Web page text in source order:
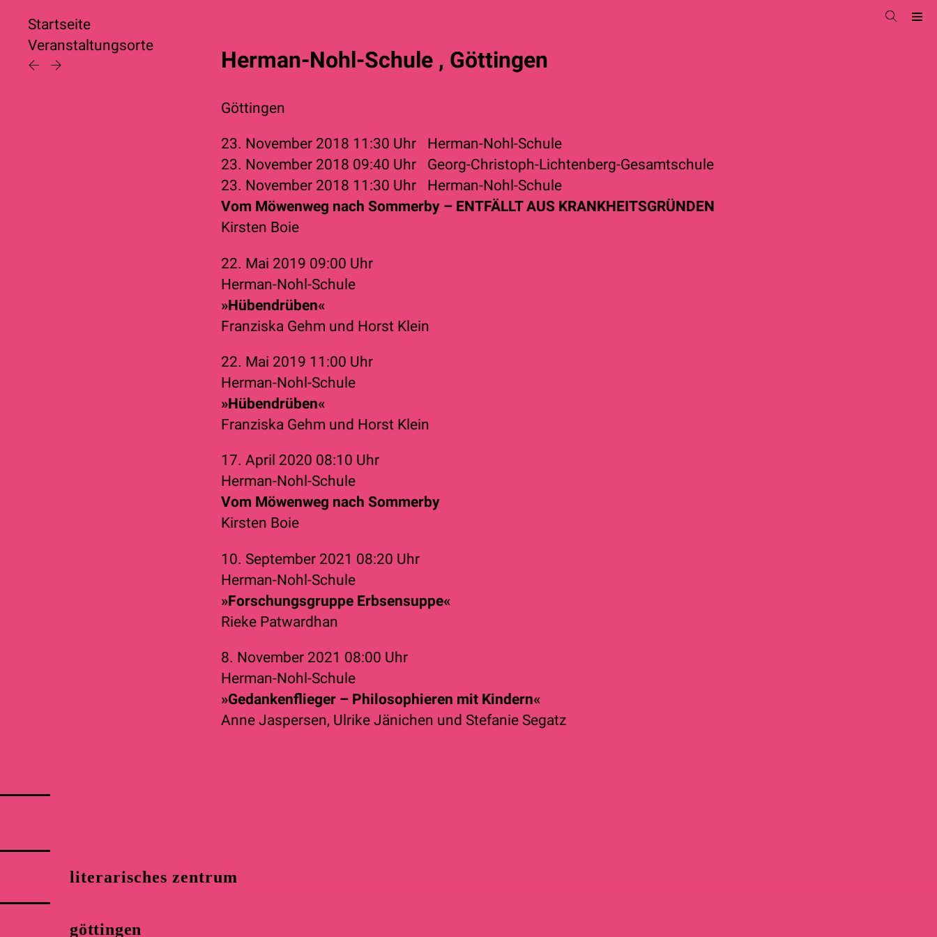
literarisches zentrum
göttingen
Startseite
Veranstaltungsorte
Herman-Nohl-Schule , Göttingen
Göttingen
23. November 2018 11:30 Uhr
Herman-Nohl-Schule
23. November 2018 09:40 Uhr
Georg-Christoph-Lichtenberg-Gesamtschule
23. November 2018 11:30 Uhr
Herman-Nohl-Schule
Vom Möwenweg nach Sommerby – ENTFÄLLT AUS KRANKHEITSGRÜNDEN
Kirsten Boie
22. Mai 2019 09:00 Uhr
Herman-Nohl-Schule
»Hübendrüben«
Franziska Gehm und Horst Klein
22. Mai 2019 11:00 Uhr
Herman-Nohl-Schule
»Hübendrüben«
Franziska Gehm und Horst Klein
17. April 2020 08:10 Uhr
Herman-Nohl-Schule
Vom Möwenweg nach Sommerby
Kirsten Boie
10. September 2021 08:20 Uhr
Herman-Nohl-Schule
»Forschungsgruppe Erbsensuppe«
Rieke Patwardhan
8. November 2021 08:00 Uhr
Herman-Nohl-Schule
»Gedankenflieger – Philosophieren mit Kindern«
Anne Jaspersen, Ulrike Jänichen und Stefanie Segatz